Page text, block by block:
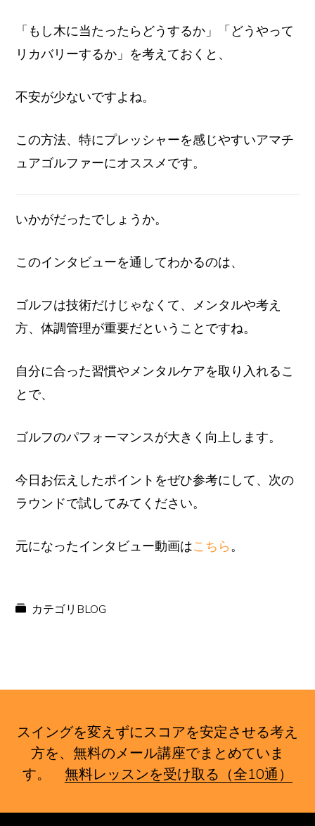
「もし木に当たったらどうするか」「どうやって
リカバリーするか」を考えておくと、
不安が少ないですよね。
この方法、特にプレッシャーを感じやすいアマチ
ュアゴルファーにオススメです。
いかがだったでしょうか。
このインタビューを通してわかるのは、
ゴルフは技術だけじゃなくて、メンタルや考え
方、体調管理が重要だということですね。
自分に合った習慣やメンタルケアを取り入れるこ
とで、
ゴルフのパフォーマンスが大きく向上します。
今日お伝えしたポイントをぜひ参考にして、次の
ラウンドで試してみてください。
元になったインタビュー動画はこちら。
カテゴリ BLOG
スイングを変えずにスコアを安定させる考え
方を、無料のメール講座でまとめていま
す。 無料レッスンを受け取る（全10通）